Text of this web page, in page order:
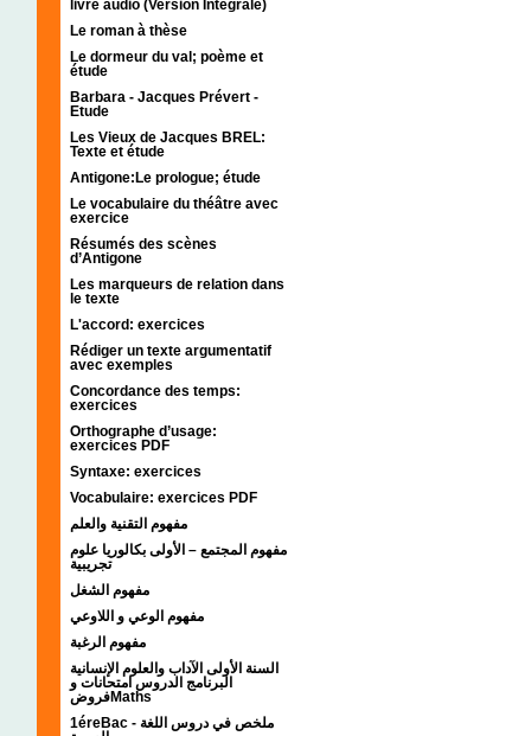
livre audio (Version Intégrale)
Le roman à thèse
Le dormeur du val; poème et
étude
Barbara - Jacques Prévert -
Etude
Les Vieux de Jacques BREL:
Texte et étude
Antigone:Le prologue; étude
Le vocabulaire du théâtre avec
exercice
Résumés des scènes
d’Antigone
Les marqueurs de relation dans
le texte
L'accord: exercices
Rédiger un texte argumentatif
avec exemples
Concordance des temps:
exercices
Orthographe d’usage:
exercices PDF
Syntaxe: exercices
Vocabulaire: exercices PDF
مفهوم التقنية والعلم
مفهوم المجتمع – الأولى بكالوريا علوم
تجريبية
مفهوم الشغل
مفهوم الوعي و اللاوعي
مفهوم الرغبة
السنة الأولى الآداب والعلوم الإنسانية
البرنامج الدروس امتحانات و
فروضMaths
1éreBac - ملخص في دروس اللغة